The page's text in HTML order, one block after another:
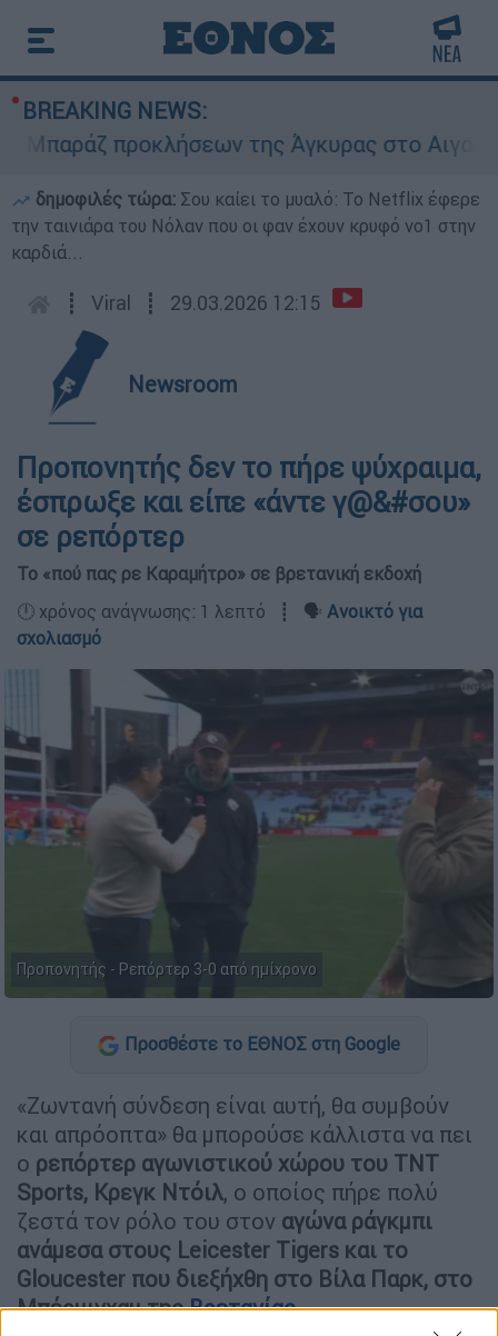
BREAKING NEWS:
προκλήσεων της Άγκυρας στο Αιγαίο:
δημοφιλές τώρα: Σου καίει το μυαλό: Το Netflix έφερε
την ταινιάρα του Νόλαν που οι φαν έχουν κρυφό νο1 στην
καρδιά...
┋ Viral ┋ 29.03.2026 12:15
Newsroom
Προπονητής δεν το πήρε ψύχραιμα,
έσπρωξε και είπε «άντε γ@&#σου»
σε ρεπόρτερ
Το «πού πας ρε Καραμήτρο» σε βρετανική εκδοχή
🕛 χρόνος ανάγνωσης: 1 λεπτό ┋ 🗣️ Ανοικτό για
σχολιασμό
Προπονητής - Ρεπόρτερ 3-0 από ημίχρονο
Προσθέστε το ΕΘΝΟΣ στη Google
«Ζωντανή σύνδεση είναι αυτή, θα συμβούν
και απρόοπτα» θα μπορούσε κάλλιστα να πει
ο ρεπόρτερ αγωνιστικού χώρου του TNT
Sports, Κρεγκ Ντόιλ, ο οποίος πήρε πολύ
ζεστά τον ρόλο του στον αγώνα ράγκμπι
ανάμεσα στους Leicester Tigers και το
Gloucester που διεξήχθη στο Βίλα Παρκ, στο
Μπέρμιγχαμ τηςΒρετανίας.